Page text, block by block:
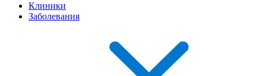
Клиники
Заболевания